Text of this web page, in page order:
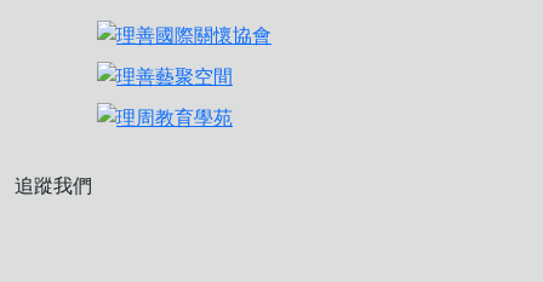
追蹤我們